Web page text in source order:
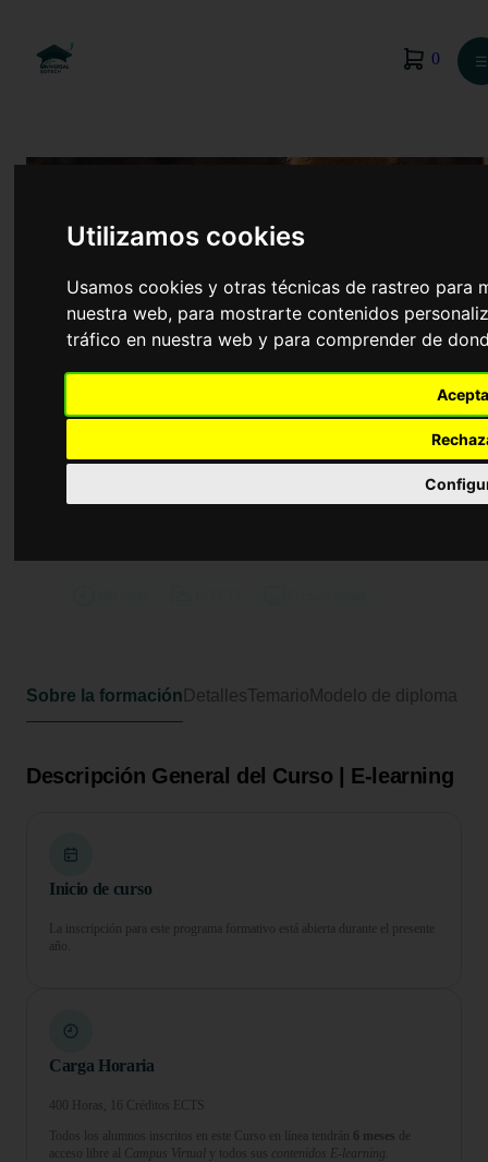
Utilizamos cookies
Usamos cookies y otras técnicas de rastreo para
nuestra web, para mostrarte contenidos
tráfico en nuestra web y para comprender de
0 ☰
Actividad Física y Deporte
Sobre la formación DetallesTemario Modelo de diploma
Descripción General del Curso | E-learning
Inicio de curso
La inscripción para este programa formativo está abierta durante el presente
año.
Carga Horaria
400 Horas, 16 Créditos ECTS
Todos los alumnos inscritos en este Curso en línea tendrán 6 meses de
acceso libre al Campus Virtual y todos sus contenidos E-learning.